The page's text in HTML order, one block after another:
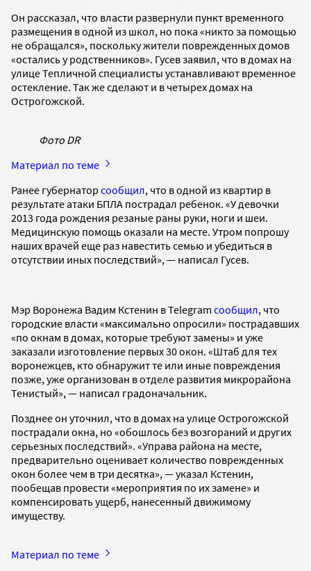
Он рассказал, что власти развернули пункт временного
размещения в одной из школ, но пока «никто за помощью
не обращался», поскольку жители поврежденных домов
«остались у родственников». Гусев заявил, что в домах на
улице Тепличной специалисты устанавливают временное
остекление. Так же сделают и в четырех домах на
Острогожской.
Фото DR
Материал по теме
Ранее губернатор сообщил, что в одной из квартир в
результате атаки БПЛА пострадал ребенок. «У девочки
2013 года рождения резаные раны руки, ноги и шеи.
Медицинскую помощь оказали на месте. Утром попрошу
наших врачей еще раз навестить семью и убедиться в
отсутствии иных последствий», — написал Гусев.
Мэр Воронежа Вадим Кстенин в Telegram сообщил, что
городские власти «максимально опросили» пострадавших
«по окнам в домах, которые требуют замены» и уже
заказали изготовление первых 30 окон. «Штаб для тех
воронежцев, кто обнаружит те или иные повреждения
позже, уже организован в отделе развития микрорайона
Тенистый», — написал градоначальник.
Позднее он уточнил, что в домах на улице Острогожской
пострадали окна, но «обошлось без возгораний и других
серьезных последствий». «Управа района на месте,
предварительно оценивает количество поврежденных
окон более чем в три десятка», — указал Кстенин,
пообещав провести «мероприятия по их замене» и
компенсировать ущерб, нанесенный движимому
имуществу.
Материал по теме